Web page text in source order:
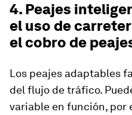
4. Peajes
el uso de
el cobro de
Los peajes adaptables
del flujo de tráfico.
variable en función, por